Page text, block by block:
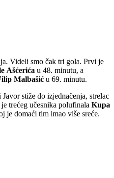
Videli smo čak tri gola. Prvi je
Ašćerića u 48. minutu, a
Malbašić u 69. minutu.
stiže do izjednačenja, strelac
trećeg učesnika polufinala Kupa
je domaći tim imao više sreće.